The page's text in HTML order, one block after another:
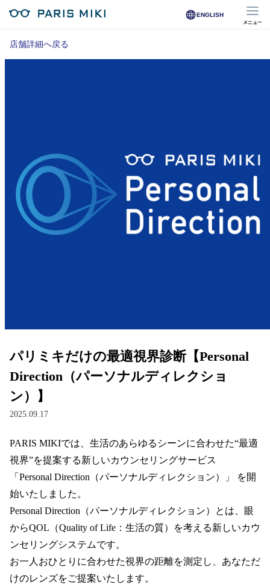
ENGLISH
メニュー
マイページ
店舗を探す
店舗検索/来店予約
商品を探す
サングラス
補聴器
コンタクトレンズ
グッズ・小物
ブランドを探す
ブランド一覧
コンテンツを探す
スタッフコンテンツ
店舗詳細へ戻る
パリミキだけの最適視界診断【Personal
Direction（パーソナルディレクショ
ン）】
2025.09.17
PARIS MIKIでは、生活のあらゆるシーンに合わせた“最適
視界”を提案する新しいカウンセリングサービス
「Personal Direction（パーソナルディレクション）」 を開
始いたしました。
Personal Direction（パーソナルディレクション）とは、眼
からQOL（Quality of Life：生活の質）を考える新しいカウ
ンセリングシステムです。
お一人おひとりに合わせた視界の距離を測定し、あなただ
けのレンズをご提案いたします。